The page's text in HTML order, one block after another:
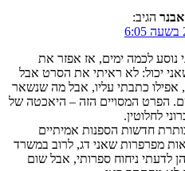
אבנר הגיב:
נוסע לכמה ימים, אז אפזר את
יכול: לא ראיתי את הסרט אבל
כתבתי עליו, אבל מה שנשאר
הפרט המסויים הזה – היאכטה של
לחלוטין.
חדשות הספנות אמיתיים
מפרפרות שאני דג, לרוב במשרד
לדעתי ניחוח ספרותי, אבל שום